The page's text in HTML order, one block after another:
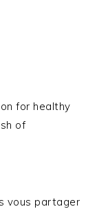
for healthy
of
vous partager